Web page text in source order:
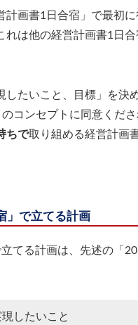
画書1日合宿」で最初に
れは他の経営計画書1日合
たいこと、目標」を決め
コンセプトに同意くだ
ちで取り組める経営計画
」で立てる計画
立てる計画は、先述の「
現したいこと